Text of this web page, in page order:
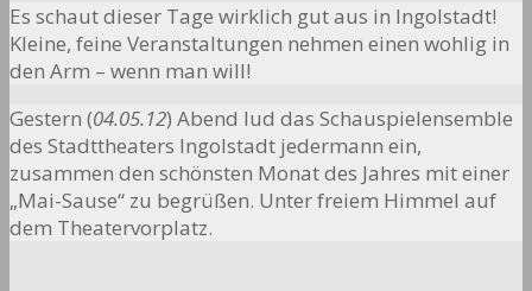
Es schaut dieser Tage wirklich gut aus in Ingolstadt!
Kleine, feine Veranstaltungen nehmen einen wohlig in
den Arm – wenn man will!
Gestern (04.05.12) Abend lud das Schauspielensemble
des Stadttheaters Ingolstadt jedermann ein,
zusammen den schönsten Monat des Jahres mit einer
„Mai-Sause“ zu begrüßen. Unter freiem Himmel auf
dem Theatervorplatz.